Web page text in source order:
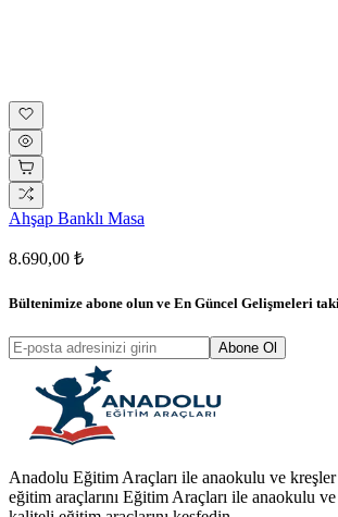
Ahşap Banklı Masa
8.690,00 ₺
Bültenimize abone olun ve En Güncel Gelişmeleri
Abone Ol
Anadolu Eğitim Araçları ile anaokulu ve
eğitim araçlarını Eğitim Araçları ile anaokulu